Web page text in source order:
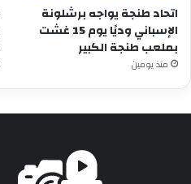
اتحاد طنجة يواجه برشلونة
الإسباني وديًا يوم 15 غشت
بملعب طنجة الكبير
منذ يومين